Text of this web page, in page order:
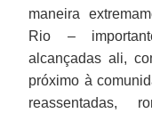
maneira
Rio –
alcançadas ali,
próximo à
reassentadas,